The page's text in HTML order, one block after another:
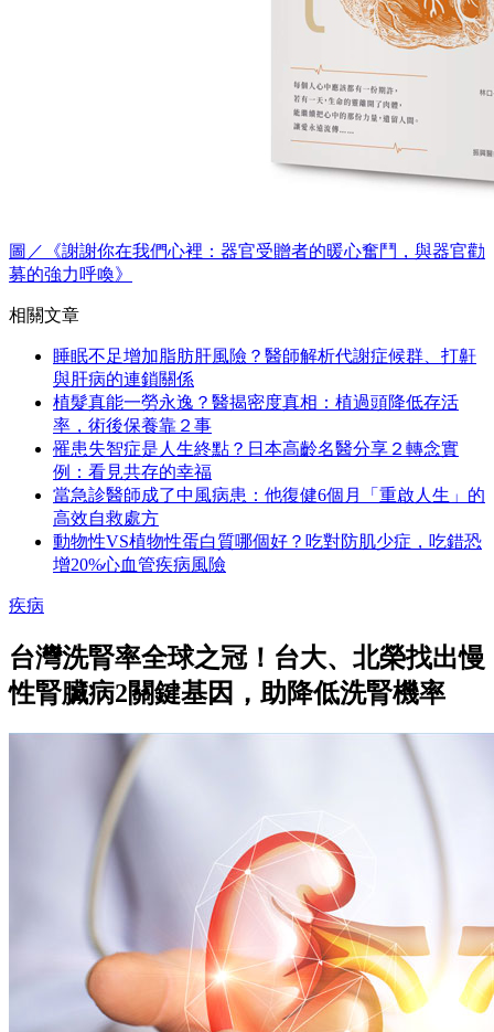
圖／《謝謝你在我們心裡：器官受贈者的暖心奮鬥，與器官勸
募的強力呼喚》
相關文章
睡眠不足增加脂肪肝風險？醫師解析代謝症候群、打鼾
與肝病的連鎖關係
植髮真能一勞永逸？醫揭密度真相：植過頭降低存活
率，術後保養靠２事
罹患失智症是人生終點？日本高齡名醫分享２轉念實
例：看見共存的幸福
當急診醫師成了中風病患：他復健6個月「重啟人生」的
高效自救處方
動物性VS植物性蛋白質哪個好？吃對防肌少症，吃錯恐
增20%心血管疾病風險
疾病
台灣洗腎率全球之冠！台大、北榮找出慢
性腎臟病2關鍵基因，助降低洗腎機率